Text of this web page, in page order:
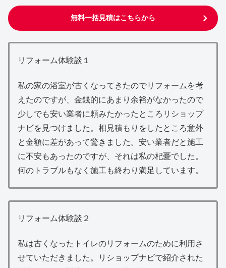
無料一括見積はこちらから
リフォーム体験談１
私の家の浴室が古くなってきたのでリフォームを考
えたのですが、金銭的にあまり余裕がなかったので
少しでも安い業者に頼みたかったところリショップ
ナビを見つけました。相見積もりをしたところ意外
と金額に差があって驚きました。安い業者だと施工
に不安もあったのですが、それは私の杞憂でした。
何のトラブルもなく施工も終わり満足しています。
リフォーム体験談２
私は古くなったトイレのリフォームのために利用さ
せていただきました。リショップナビで紹介された